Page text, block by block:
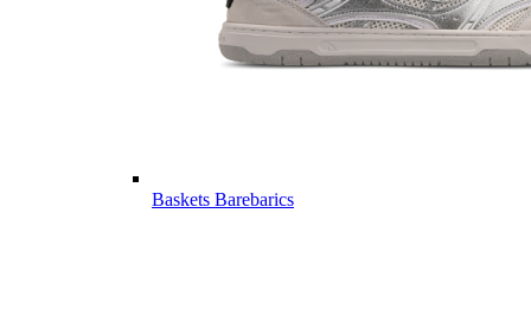
Baskets Barebarics